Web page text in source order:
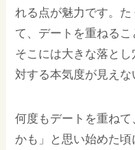
れる点が魅力です。
て、デートを重ねるこ
そこには大きな落と
対する本気度が見えな
何度もデートを重ね
かも」と思い始めた頃